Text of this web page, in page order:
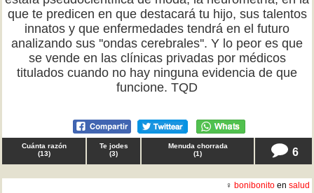
que te predicen en que destacará tu hijo, sus talentos
innatos y que enfermedades tendrá en el futuro
analizando sus ''ondas cerebrales''. Y lo peor es que
se vende en las clínicas privadas por médicos
titulados cuando no hay ninguna evidencia de que
funcione. TQD
Cuánta razón
(13)
Te jodes
(3)
Menuda chorrada
(1) 6
♀ bonibonito en salud